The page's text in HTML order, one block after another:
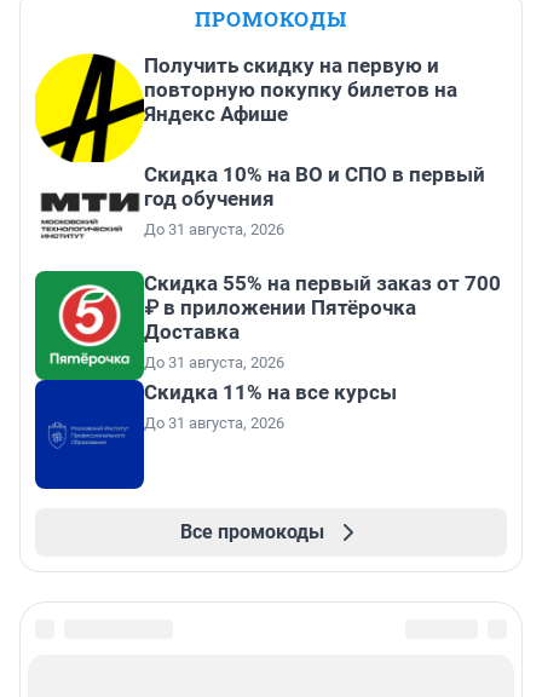
ПРОМОКОДЫ
Получить скидку на первую и
повторную покупку билетов на
Яндекс Афише
Скидка 10% на ВО и СПО в первый
год обучения
До 31 августа, 2026
Скидка 55% на первый заказ от 700
₽ в приложении Пятёрочка
Доставка
До 31 августа, 2026
Скидка 11% на все курсы
До 31 августа, 2026
Все промокоды